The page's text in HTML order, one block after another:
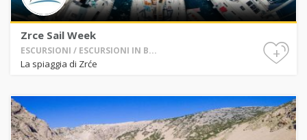
Zrce Sail Week
ESCURSIONI / ESCURSIONI IN B...
La spiaggia di Zrće
+